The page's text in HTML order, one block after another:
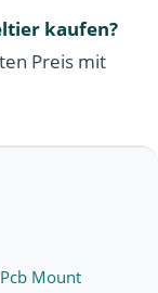
kaufen?
Preis mit
Mount